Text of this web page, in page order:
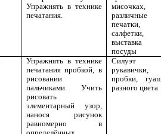
Упражнять в технике
печатания.
мисочках,
различные
печатки,
салфетки,
выставка
посуды
Упражнять в технике
печатания пробкой, в
рисовании
пальчиками. Учить
рисовать
элементарный узор,
нанося рисунок
равномерно в
Силуэт
рукавички,
пробки,
разного цвета